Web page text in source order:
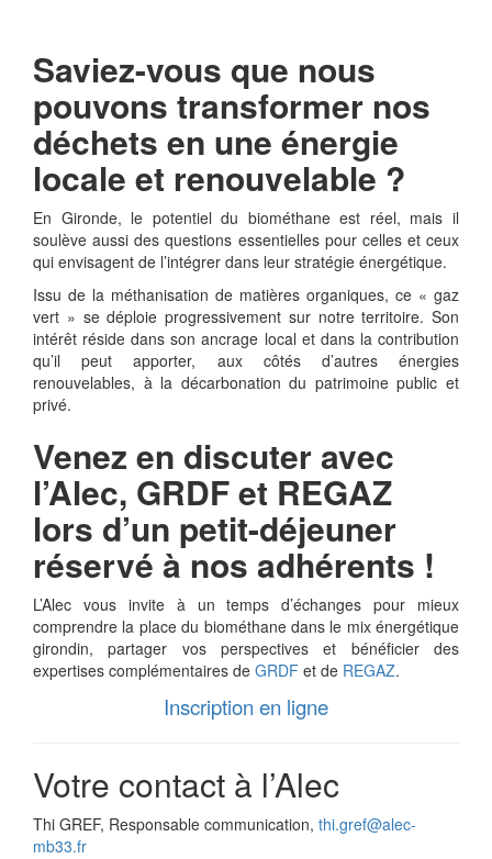
Saviez-vous que nous
pouvons transformer nos
déchets en une énergie
locale et renouvelable ?
En Gironde, le potentiel du biométhane est réel, mais il
soulève aussi des questions essentielles pour celles et ceux
qui envisagent de l’intégrer dans leur stratégie énergétique.
Issu de la méthanisation de matières organiques, ce « gaz
vert » se déploie progressivement sur notre territoire. Son
intérêt réside dans son ancrage local et dans la contribution
qu’il peut apporter, aux côtés d’autres énergies
renouvelables, à la décarbonation du patrimoine public et
privé.
Venez en discuter avec
l’Alec, GRDF et REGAZ
lors d’un petit-déjeuner
réservé à nos adhérents !
L’Alec vous invite à un temps d’échanges pour mieux
comprendre la place du biométhane dans le mix énergétique
girondin, partager vos perspectives et bénéficier des
expertises complémentaires de GRDF et de REGAZ.
Inscription en ligne
Votre contact à l’Alec
Thi GREF, Responsable communication, thi.gref@alec-
mb33.fr